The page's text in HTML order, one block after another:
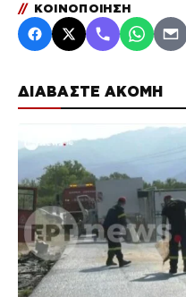
ΔΙΑΒΑΣΤΕ ΑΚΟΜΗ
// ΚΟΙΝΟΠΟΙΗΣΗ